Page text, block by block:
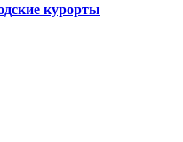
курорты